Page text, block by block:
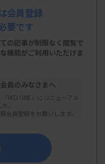
師たちの経験と本音
キャリアなど多様なテ
ます。
・災害医療のリアル
／総務課 災害対策調
正解が一つではないこ
へのヒントをお届けし
会員登録
要です
の記事が制限なく閲覧で
機能がご利用いただけま
員のみなさまへ
MTJ ONE」にリニューアル
。
会員登録をお願いします。